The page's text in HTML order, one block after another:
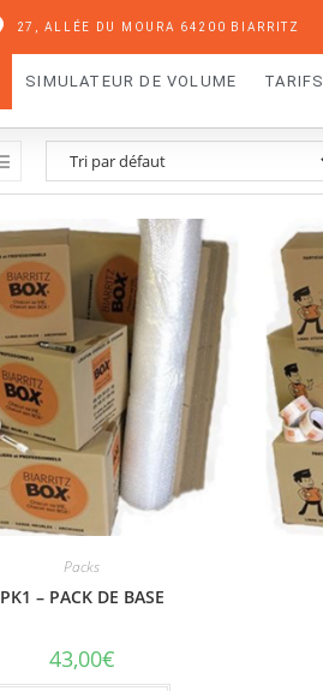
27, ALLÉE DU MOURA 64200 BIARRITZ
SIMULATEUR DE VOLUME TARIFS
Packs
PK1 – PACK DE BASE
43,00€